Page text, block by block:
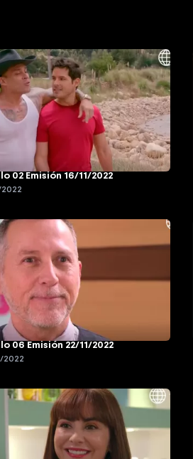
02 Emisión 16/11/2022
2022
06 Emisión 22/11/2022
2022